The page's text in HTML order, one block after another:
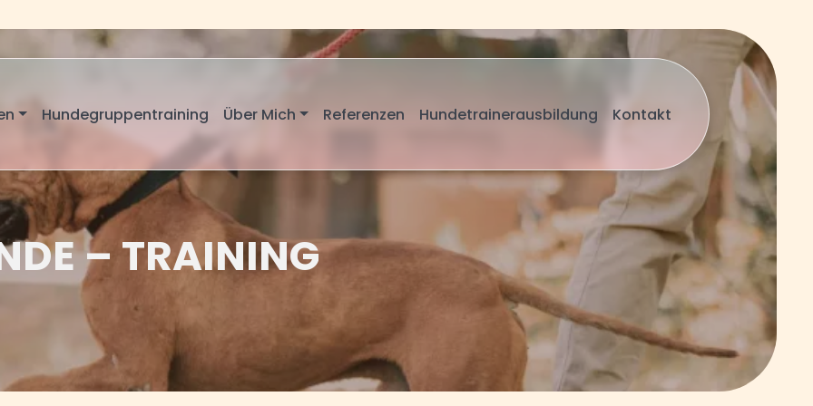
Hundegruppentraining Über Mich Referenzen Hundetrainerausbildung Kontakt
– TRAINING